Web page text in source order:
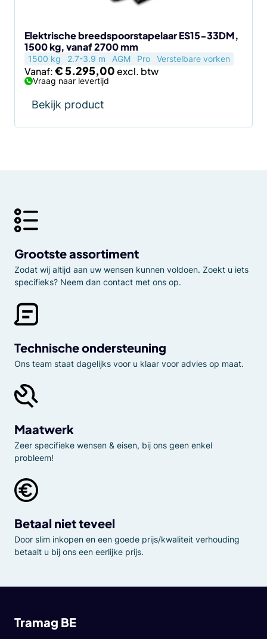
Elektrische breedspoorstapelaar ES15-33DM,
1500 kg, vanaf 2700 mm
1500 kg 2.7-3.9 m AGM Pro Verstelbare vorken
Vanaf:€5.295,00
Vraag naar levertijd
Bekijk product
de
productpagina
Grootste assortiment
Zodat wij altijd aan uw wensen kunnen voldoen. Zoekt u iets
specifieks? Neem dan contact met ons op.
Technische ondersteuning
Ons team staat dagelijks voor u klaar voor advies op maat.
Maatwerk
Zeer specifieke wensen & eisen, bij ons geen enkel
probleem!
Betaal niet teveel
Door slim inkopen en een goede prijs/kwaliteit verhouding
betaalt u bij ons een eerlijke prijs.
Tramag BE